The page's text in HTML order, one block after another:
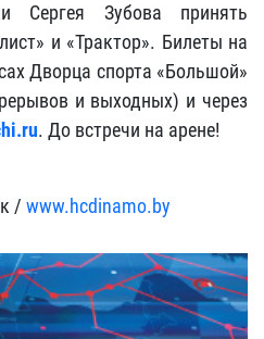
Сергея Зубова принять
и «Трактор». Билеты на
Дворца спорта «Большой»
и выходных) и через
. До встречи на арене!
/ www.hcdinamo.by